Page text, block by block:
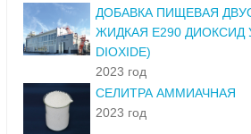
ДОБАВКА ПИЩЕВАЯ
ЖИДКАЯ Е290 ДИОКСИД
DIOXIDE)
2023 год
СЕЛИТРА АММИАЧНАЯ
2023 год